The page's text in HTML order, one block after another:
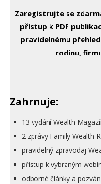
Zaregistrujte se
přístup k PDF
pravidelnému
rodinu,
Zahrnuje:
13 vydání Wealth
2 zprávy Family Wealth
pravidelný zpravodaj
přístup k vybraným
odborné články a